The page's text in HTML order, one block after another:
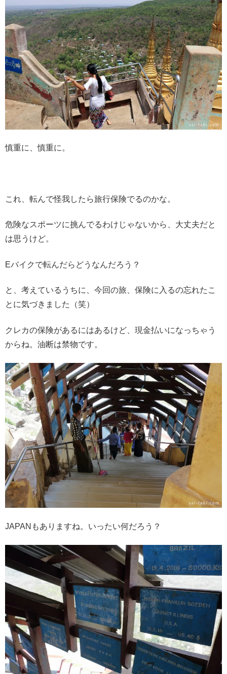
慎重に、慎重に。
これ、転んで怪我したら旅行保険でるのかな。
危険なスポーツに挑んでるわけじゃないから、大丈夫だと
は思うけど。
Eバイクで転んだらどうなんだろう？
と、考えているうちに、今回の旅、保険に入るの忘れたこ
とに気づきました（笑）
クレカの保険があるにはあるけど、現金払いになっちゃう
からね。油断は禁物です。
JAPANもありますね。いったい何だろう？